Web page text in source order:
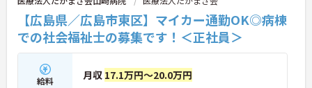
【広島県／広島市東区】マイカー通勤OK◎病棟
での社会福祉士の募集です！＜正社員＞
給料 月収 17.1万円～20.0万円